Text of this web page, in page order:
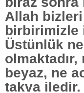
Allah
birbirimizle
Üstünlük
beyaz, ne
takva